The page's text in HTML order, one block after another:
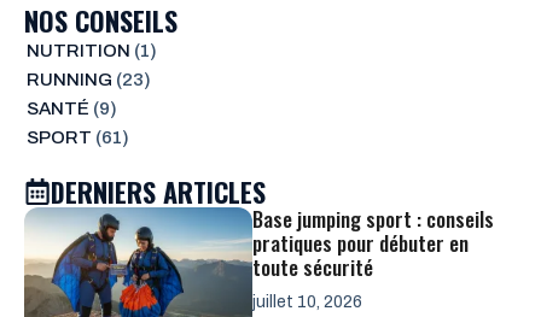
NOS CONSEILS
NUTRITION (1)
RUNNING (23)
SANTÉ (9)
SPORT (61)
DERNIERS ARTICLES
Base jumping sport : conseils
pratiques pour débuter en
toute sécurité
juillet 10, 2026